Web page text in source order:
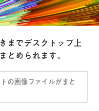
までデスクトップ上
とめられます。
の画像ファイルがまと